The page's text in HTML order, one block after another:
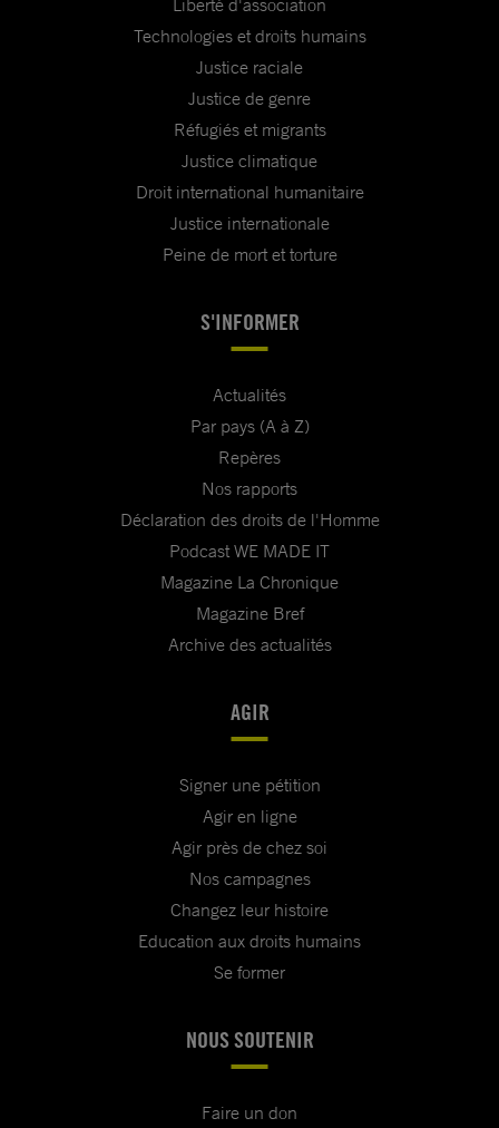
Technologies et droits humains
Justice raciale
Justice de genre
Réfugiés et migrants
Justice climatique
Droit international humanitaire
Justice internationale
Peine de mort et torture
S'INFORMER
Actualités
Par pays (A à Z)
Repères
Nos rapports
Déclaration des droits de l'Homme
Podcast WE MADE IT
Magazine La Chronique
Magazine Bref
Archive des actualités
AGIR
Signer une pétition
Agir en ligne
Agir près de chez soi
Nos campagnes
Changez leur histoire
Education aux droits humains
Se former
NOUS SOUTENIR
Faire un don